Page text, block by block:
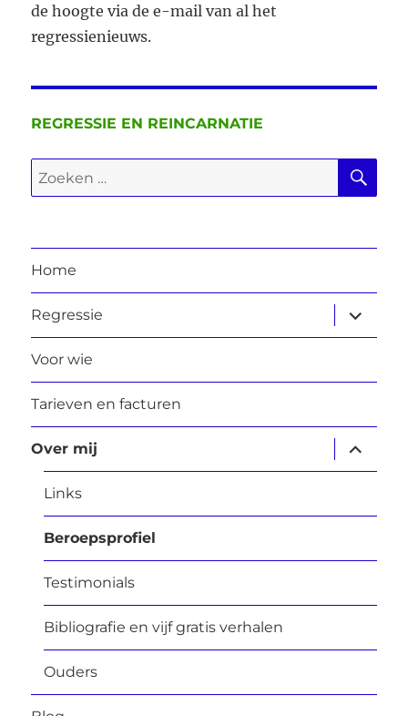
de hoogte via de e-mail van al het
regressienieuws.
REGRESSIE EN REINCARNATIE
Zoeken
naar:
Home
Regressie
Voor wie
Tarieven en facturen
Over mij
Links
Beroepsprofiel
Testimonials
Bibliografie en vijf gratis verhalen
Ouders